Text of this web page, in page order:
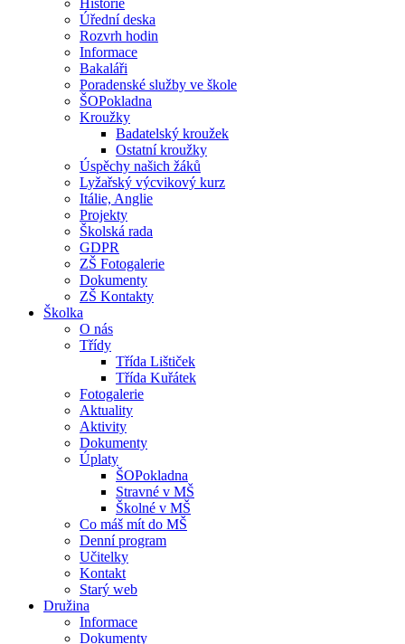
Historie
Úřední deska
Rozvrh hodin
Informace
Bakaláři
Poradenské služby ve škole
ŠOPokladna
Kroužky
Badatelský kroužek
Ostatní kroužky
Úspěchy našich žáků
Lyžařský výcvikový kurz
Itálie, Anglie
Projekty
Školská rada
GDPR
ZŠ Fotogalerie
Dokumenty
ZŠ Kontakty
Školka
O nás
Třídy
Třída Lištiček
Třída Kuřátek
Fotogalerie
Aktuality
Aktivity
Dokumenty
Úplaty
ŠOPokladna
Stravné v MŠ
Školné v MŠ
Co máš mít do MŠ
Denní program
Učitelky
Kontakt
Starý web
Družina
Informace
Dokumenty